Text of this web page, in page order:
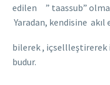
edilen ” taassub”
Yaradan, kendisine akıl
bilerek , içsellleştirerek
budur.